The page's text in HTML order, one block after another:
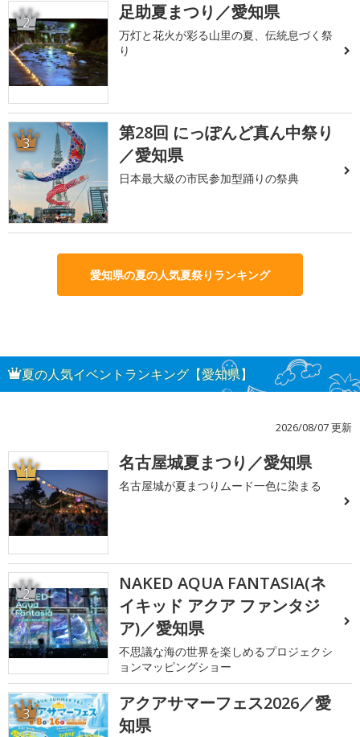
2 足助夏まつり／愛知県
万灯と花火が彩る山里の夏、伝統息づく祭
り
3
第28回 にっぽんど真ん中祭り
／愛知県
日本最大級の市民参加型踊りの祭典
愛知県の夏の人気夏祭りランキング
夏の人気イベントランキング【愛知県】
2026/08/07 更新
1 名古屋城夏まつり／愛知県
名古屋城が夏まつりムード一色に染まる
2
NAKED AQUA FANTASIA(ネ
イキッド アクア ファンタジ
ア)／愛知県
不思議な海の世界を楽しめるプロジェクシ
ョンマッピングショー
3
アクアサマーフェス2026／愛
知県